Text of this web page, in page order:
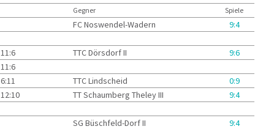
Gegner Spiele
FC Noswendel-Wadern
9:4
11:6 TTC Dörsdorf II
9:6
11:6
6:11 TTC Lindscheid
0:9
12:10 TT Schaumberg Theley III
9:4
SG Büschfeld-Dorf II
9:4